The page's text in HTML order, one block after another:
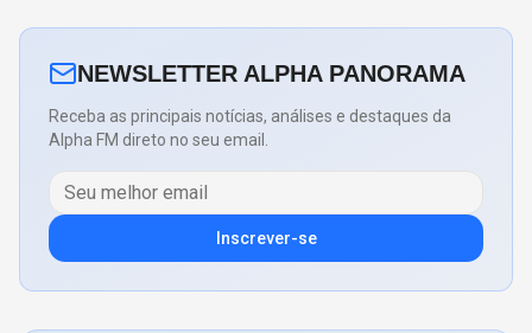
NEWSLETTER ALPHA PANORAMA
Receba as principais notícias, análises e destaques da
Alpha FM direto no seu email.
Inscrever-se